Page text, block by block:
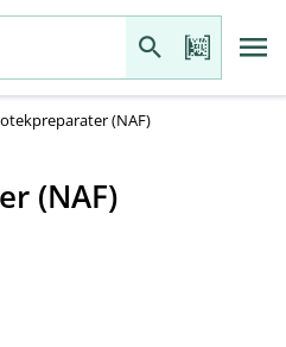
(NAF)
(NAF)